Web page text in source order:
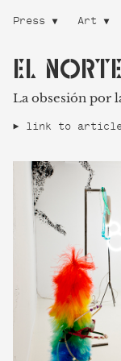
Press Art
EL
La obsesión por
link to article